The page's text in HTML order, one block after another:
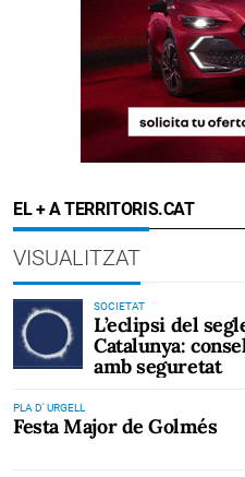
EL + A TERRITORIS.CAT
VISUALITZAT
SOCIETAT
L’eclipsi del
Catalunya:
amb seguretat
PLA D' URGELL
Festa Major de Golmés